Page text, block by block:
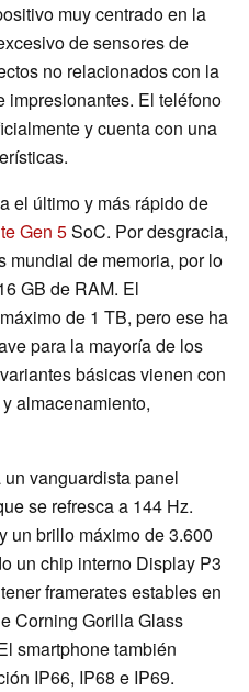
muy centrado en la
de sensores de
no relacionados con la
impresionantes. El teléfono
y cuenta con una
el último y más rápido de
Gen 5SoC. Por desgracia,
mundial de memoria, por lo
GB de RAM. El
de 1 TB, pero ese ha
para la mayoría de los
básicas vienen con
almacenamiento,
vanguardista panel
se refresca a 144 Hz.
un brillo máximo de 3.600
un chip interno Display P3
framerates estables en
Corning Gorilla Glass
smartphone también
IP66, IP68 e IP69.